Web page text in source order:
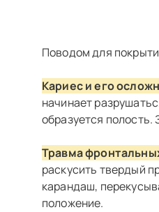
Поводом для
Кариес и его
начинает
образуется
Травма
раскусить твердый
карандаш,
положение.